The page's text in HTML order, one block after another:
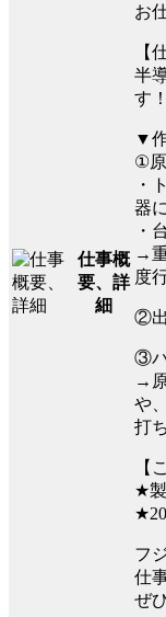
仕事概
要、詳
細
お
【
半
す！
▼
①
・
器
・
→
度
②出
③パ
→
や
打
【
★製
フ
仕
ぜ